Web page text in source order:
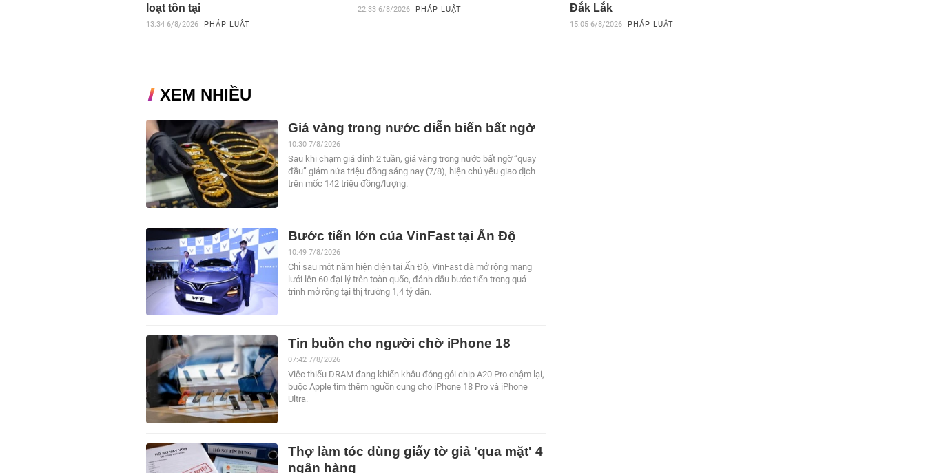
loạt tồn tại
13:34 6/8/2026 PHÁP LUẬT
22:33 6/8/2026 PHÁP LUẬT
Đắk Lắk
15:05 6/8/2026 PHÁP LUẬT
XEM NHIỀU
Giá vàng trong nước diễn biến bất ngờ
10:30 7/8/2026
Sau khi chạm giá đỉnh 2 tuần, giá vàng trong nước bất ngờ “quay
đầu” giảm nửa triệu đồng sáng nay (7/8), hiện chủ yếu giao dịch
trên mốc 142 triệu đồng/lượng.
Bước tiến lớn của VinFast tại Ấn Độ
10:49 7/8/2026
Chỉ sau một năm hiện diện tại Ấn Độ, VinFast đã mở rộng mạng
lưới lên 60 đại lý trên toàn quốc, đánh dấu bước tiến trong quá
trình mở rộng tại thị trường 1,4 tỷ dân.
Tin buồn cho người chờ iPhone 18
07:42 7/8/2026
Việc thiếu DRAM đang khiến khâu đóng gói chip A20 Pro chậm lại,
buộc Apple tìm thêm nguồn cung cho iPhone 18 Pro và iPhone
Ultra.
Thợ làm tóc dùng giấy tờ giả 'qua mặt' 4
ngân hàng